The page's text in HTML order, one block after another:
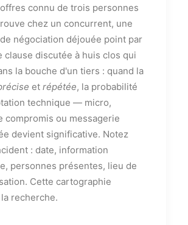
connu de trois personnes
chez un concurrent, une
négociation déjouée point par
clause discutée à huis clos qui
la bouche d'un tiers : quand la
et répétée, la probabilité
technique — micro,
compromis ou messagerie
devient significative. Notez
: date, information
personnes présentes, lieu de
Cette cartographie
recherche.